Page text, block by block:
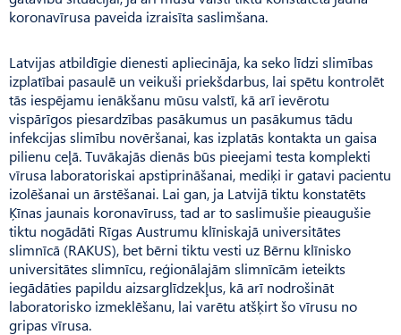
koronavīrusa paveida izraisīta saslimšana.
Latvijas atbildīgie dienesti apliecināja, ka seko līdzi slimības
izplatībai pasaulē un veikuši priekšdarbus, lai spētu kontrolēt
tās iespējamu ienākšanu mūsu valstī, kā arī ievērotu
vispārīgos piesardzības pasākumus un pasākumus tādu
infekcijas slimību novēršanai, kas izplatās kontakta un gaisa
pilienu ceļā. Tuvākajās dienās būs pieejami testa komplekti
vīrusa laboratoriskai apstiprināšanai, mediķi ir gatavi pacientu
izolēšanai un ārstēšanai. Lai gan, ja Latvijā tiktu konstatēts
Ķīnas jaunais koronavīruss, tad ar to saslimušie pieaugušie
tiktu nogādāti Rīgas Austrumu klīniskajā universitātes
slimnīcā (RAKUS), bet bērni tiktu vesti uz Bērnu klīnisko
universitātes slimnīcu, reģionālajām slimnīcām ieteikts
iegādāties papildu aizsarglīdzekļus, kā arī nodrošināt
laboratorisko izmeklēšanu, lai varētu atšķirt šo vīrusu no
gripas vīrusa.